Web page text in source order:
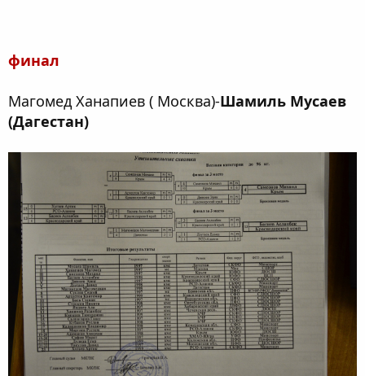
финал
Магомед Ханапиев ( Москва)-Шамиль Мусаев
(Дагестан)